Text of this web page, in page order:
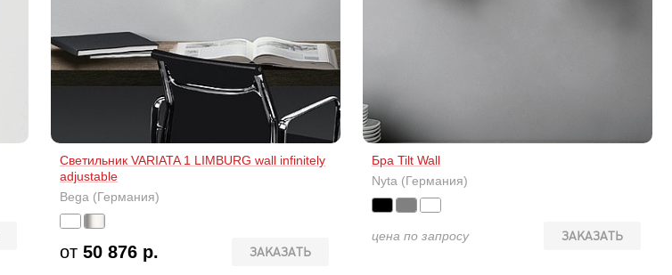
Светильник VARIATA 1 LIMBURG wall infinitely
adjustable
Bega (Германия)
ЗАКАЗАТЬ
от50 876 р.
Бра Tilt Wall
Nyta (Германия)
ЗАКАЗАТЬ
цена по запросу